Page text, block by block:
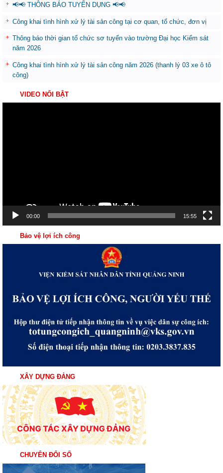
📢📢 THÔNG BÁO TUYỂN DỤNG 📢📢
Công khai tình hình xử lý tài sản công tại cơ quan, tổ chức, đơn vị
Thông báo thời gian tổ chức sơ tuyển vào trường Đại học Kiểm sát
năm 2026
Công khai tình hình xử lý tài sản công năm 2026 (thanh lý 03 xe ô tô
công)
VIDEO NỔI BẬT
00:00 15:55
Bảo vệ lợi ích công
XÂY DỰNG ĐẢNG
CHUYỂN ĐỔI SỐ